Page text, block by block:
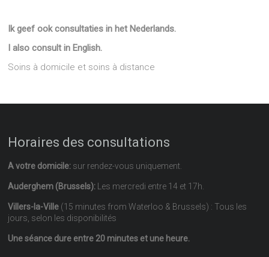
Ik geef ook consultaties in het Nederlands.
I also consult in English.
Soins à domicile et soins à distance
Horaires des consultations
A votre domicile: sur rendez-vous uniquement.
Auderghem (Brussels): Les mercredi entre 14 et 17h.
Villers-la-Ville (15 minutes from Waterloo & Brussels) : Tous les
jours, selon les disponibilités
Une séance dure entre 20 minutes et une heure.